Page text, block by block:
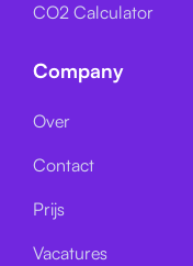
CO2 Calculator
Company
Over
Contact
Prijs
Vacatures